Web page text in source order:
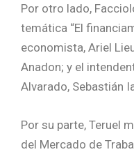
Por otro lado,
temática “El
economista, Ariel
Anadon; y el
Alvarado, Sebastián
Por su parte, Teruel
del Mercado de